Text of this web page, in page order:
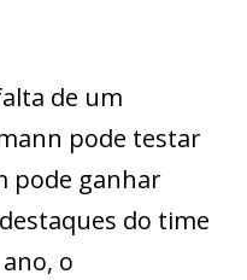
de um
pode testar
pode ganhar
do time
o